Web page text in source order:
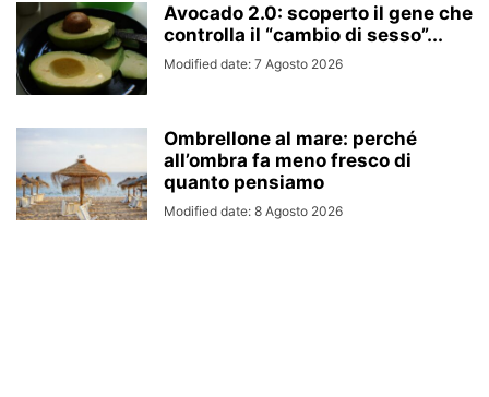
Avocado 2.0: scoperto il gene che
controlla il “cambio di sesso”...
Modified date: 7 Agosto 2026
Ombrellone al mare: perché
all’ombra fa meno fresco di
quanto pensiamo
Modified date: 8 Agosto 2026